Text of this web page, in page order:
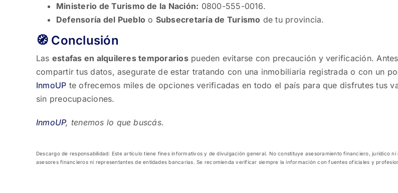
Ministerio de Turismo de la Nación: 0800-555-0016.
Defensoría del Pueblo o Subsecretaría de Turismo de tu provincia.
🧭 Conclusión
Las estafas en alquileres temporariospueden evitarse con precaución y verificación.
compartir tus datos, asegurate de estar tratando con una inmobiliaria registrada o con un
InmoUP te ofrecemos miles de opciones verificadas en todo el país para que disfrutes tus
sin preocupaciones.
InmoUP, tenemos lo que buscás.
Descargo de responsabilidad: Este artículo tiene fines informativos y de divulgación general. No constituye asesoramiento financiero, jurídico
asesores financieros ni representantes de entidades bancarias. Se recomienda verificar siempre la información con fuentes oficiales y